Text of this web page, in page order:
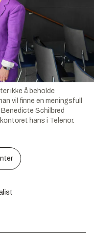
ikke å beholde
vil finne en meningsfull
Schilbred
hans i Telenor.